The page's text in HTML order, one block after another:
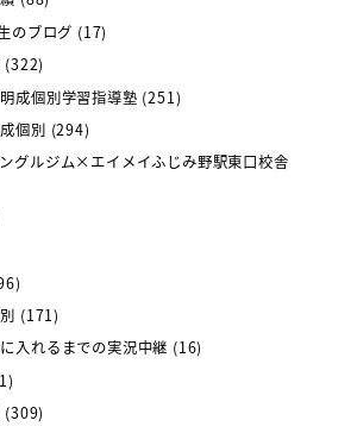
のブログ (17)
(322)
成個別学習指導塾 (251)
個別 (294)
グルジム×エイメイふじみ野駅東口校舎
(171)
入れるまでの実況中継 (16)
(309)